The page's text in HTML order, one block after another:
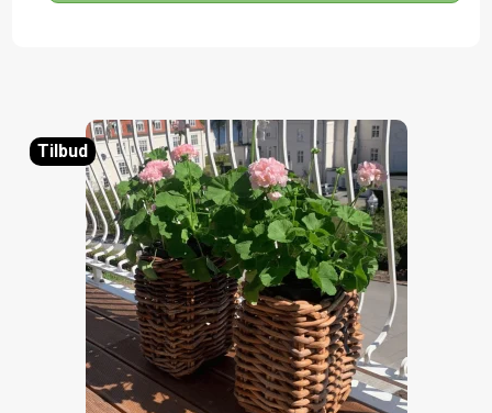
Tilbud